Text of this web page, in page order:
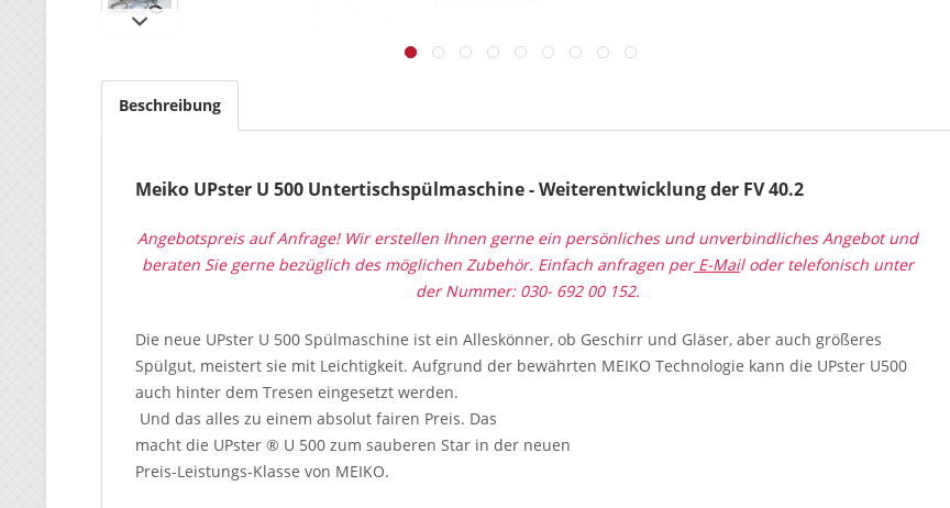
Beschreibung
Meiko UPster U 500 Untertischspülmaschine - Weiterentwicklung der FV 40.2
Angebotspreis auf Anfrage! Wir erstellen Ihnen gerne ein persönliches und unverbindliches Angebot und
beraten Sie gerne bezüglich des möglichen Zubehör. Einfach anfragen perE-Mailoder telefonisch unter
der Nummer: 030- 692 00 152.
Die neue UPster U 500 Spülmaschine ist ein Alleskönner, ob Geschirr und Gläser, aber auch größeres
Spülgut, meistert sie mit Leichtigkeit. Aufgrund der bewährten MEIKO Technologie kann die UPster U500
auch hinter dem Tresen eingesetzt werden.
Und das alles zu einem absolut fairen Preis. Das
macht die UPster ® U 500 zum sauberen Star in der neuen
Preis-Leistungs-Klasse von MEIKO.